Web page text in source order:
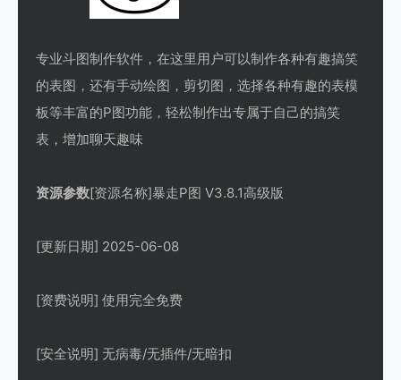
专业斗图制作软件，在这里用户可以制作各种有趣搞笑
的表图，还有手动绘图，剪切图，选择各种有趣的表模
板等丰富的P图功能，轻松制作出专属于自己的搞笑
表，增加聊天趣味
资源参数[资源名称]暴走P图 V3.8.1高级版
[更新日期] 2025-06-08
[资费说明] 使用完全免费
[安全说明] 无病毒/无插件/无暗扣